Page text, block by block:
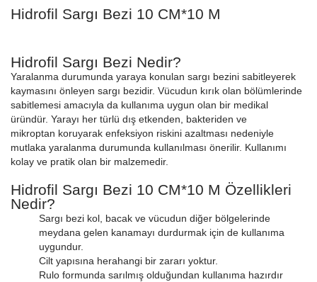
Hidrofil Sargı Bezi 10 CM*10 M
Hidrofil Sargı Bezi Nedir?
Yaralanma durumunda yaraya konulan sargı bezini sabitleyerek
kaymasını önleyen sargı bezidir. Vücudun kırık olan bölümlerinde
sabitlemesi amacıyla da kullanıma uygun olan bir medikal
üründür. Yarayı her türlü dış etkenden, bakteriden ve
mikroptan koruyarak enfeksiyon riskini azaltması nedeniyle
mutlaka yaralanma durumunda kullanılması önerilir. Kullanımı
kolay ve pratik olan bir malzemedir.
Hidrofil Sargı Bezi 10 CM*10 M Özellikleri
Nedir?
Sargı bezi kol, bacak ve vücudun diğer bölgelerinde
meydana gelen kanamayı durdurmak için de kullanıma
uygundur.
Cilt yapısına herahangi bir zararı yoktur.
Rulo formunda sarılmış olduğundan kullanıma hazırdır